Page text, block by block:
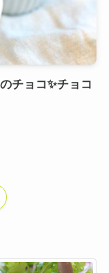
チョコ✨チョコ